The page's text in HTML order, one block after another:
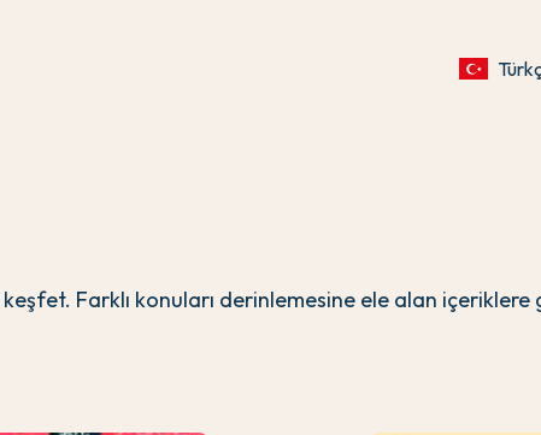
Farklı konuları derinlemesine ele alan içeriklere